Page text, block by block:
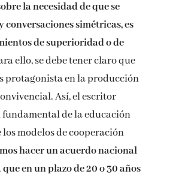
la necesidad de que se
conversaciones simétricas, es
de superioridad o de
ello, se debe tener claro que
protagonista en la producción
Así, el escritor
fundamental de la educación
los modelos de cooperación
hacer un acuerdo nacional
en un plazo de 20 o 30 años